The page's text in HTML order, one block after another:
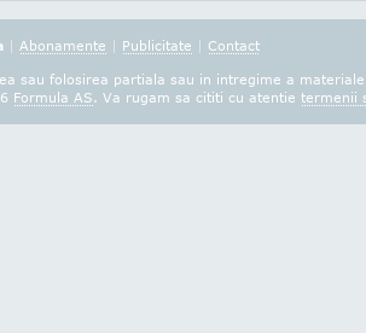
| Abonamente | Publicitate | Contact
sau folosirea partiala sau in intregime a
Formula AS. Va rugam sa cititi cu atentie termenii